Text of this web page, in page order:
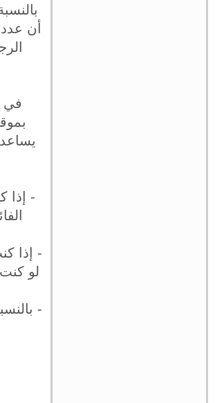
أن
في
- إذا
- إذا
لو
-